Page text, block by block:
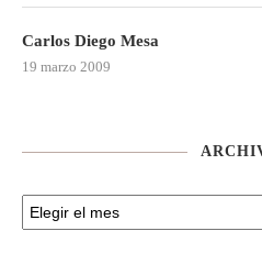
Carlos Diego Mesa
19 marzo 2009